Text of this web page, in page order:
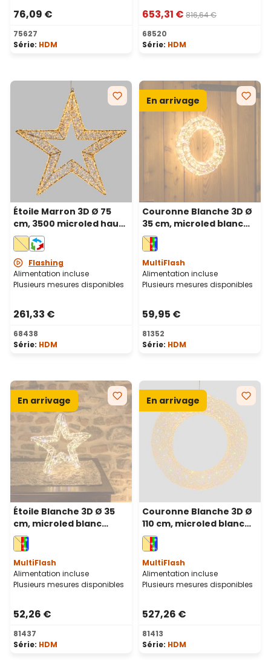
76,09 €
75627
Série: HDM
653,31 € 816,64 €
68520
Série: HDM
Étoile Marron 3D Ø 75
cm, 3500 microled haute
densité blanc chaud et
blanc froid, intérieur
Flashing
Alimentation incluse
Plusieurs mesures disponibles
261,33 €
68438
Série: HDM
En arrivage
Couronne Blanche 3D Ø
35 cm, microled blanc
chaud et RGB, usage
intérieur
MultiFlash
Alimentation incluse
Plusieurs mesures disponibles
59,95 €
81352
Série: HDM
En arrivage
Étoile Blanche 3D Ø 35
cm, microled blanc
chaud et RGB, intérieur
MultiFlash
Alimentation incluse
Plusieurs mesures disponibles
52,26 €
81437
Série: HDM
En arrivage
Couronne Blanche 3D Ø
110 cm, microled blanc
chaud et RGB, usage
intérieur
MultiFlash
Alimentation incluse
Plusieurs mesures disponibles
527,26 €
81413
Série: HDM